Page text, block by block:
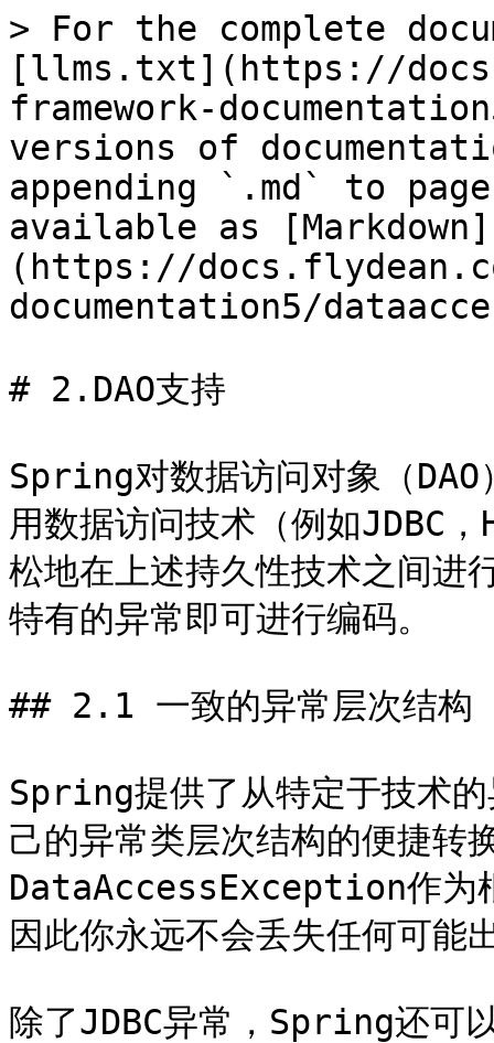
> For the complete
[llms.txt](https://
framework-
versions of
appending `.md` to
available as [Markdown]
(https://
documentation5/
# 2.DAO支持
Spring对数据访问对象（DAO
用数据访问技术（例如JDBC
松地在上述持久性技术之间进
特有的异常即可进行编码。
## 2.1 一致的异常层次结构
Spring提供了从特定于技术
己的异常类层次结构的便捷转
DataAccessException作为
因此你永远不会丢失任何可能
除了JDBC异常，Spring还可